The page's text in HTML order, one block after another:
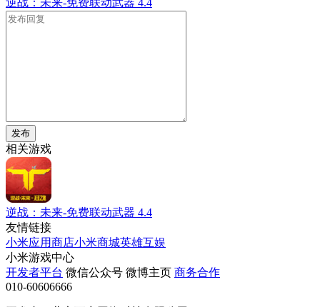
发布
相关游戏
逆战：未来-免费联动武器 4.4
友情链接
小米应用商店小米商城英雄互娱
小米游戏中心
开发者平台 微信公众号 微博主页 商务合作
010-60606666